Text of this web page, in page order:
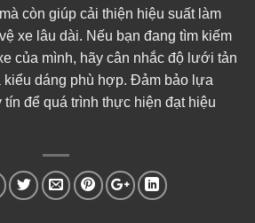
còn giúp cải thiện hiệu suất làm
xe lâu dài. Nếu bạn đang tìm kiếm
của mình, hãy cân nhắc độ lưới tản
kiểu dáng phù hợp. Đảm bảo lựa
để quá trình thực hiện đạt hiệu